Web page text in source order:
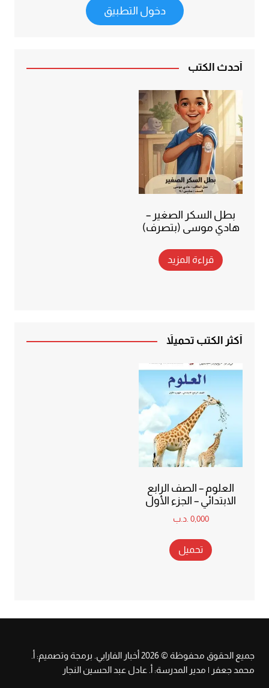
دخول التطبيق
أحدث الكتب
بطل السكر الصغير –
هادي موسى (بتصرف)
قراءة المزيد
أكثر الكتب تحميلاً
العلوم – الصف الرابع
الابتدائي – الجزء الأول
0,000 .د.ب
تحميل
جميع الحقوق محفوظة © 2026 أخبار الفارابي. برمجة وتصميم: أ.
محمد جعفر | مدير المدرسة: أ. عادل عبد الحسين النجار